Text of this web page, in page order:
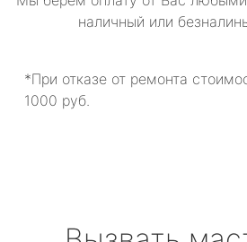
наличный или
*При отказе от ремонта
1000 руб.